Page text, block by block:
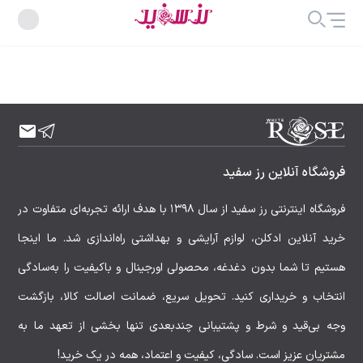
فروشگاه آنلاین رز سفید
فروشگاه اینترنتی رز سفید از سال ۱۳۹۸ با هدف ارائه تجربه‌ای متفاوت در
خرید آنلاین ادکلن، لوازم آرایشی و بهداشتی راه‌اندازی شد. ما اینجا
هستیم تا شما بدون دغدغه، محصولی اورجینال و باکیفیت را به‌سادگی
انتخاب و خریداری کنید. تحویل سریع، ضمانت اصالت کالا، بازگشت
وجه بی‌قید و شرط و پشتیبانی چندبعدی تنها بخشی از تعهد ما به
مشتریان عزیز است. سادگی، کیفیت و اعتماد، همه در یک خرید!